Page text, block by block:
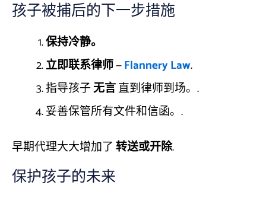
孩子被捕后的下一步措施
保持冷静。
立即联系律师—Flannery Law.
指导孩子无言直到律师到场。.
妥善保管所有文件和信函。.
早期代理大大增加了转送或开除.
保护孩子的未来